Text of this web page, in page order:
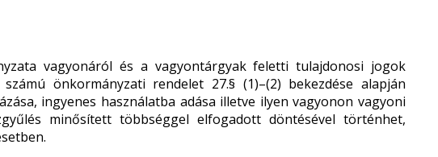
vagyonáról és a vagyontárgyak feletti tulajdonosi jogok
önkormányzati rendelet 27.§ (1)–(2) bekezdése alapján
ingyenes használatba adása illetve ilyen vagyonon vagyoni
minősített többséggel elfogadott döntésével történhet,